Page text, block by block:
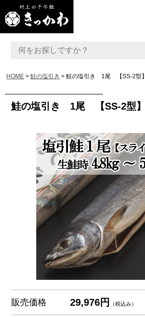
HOME 鮭の塩引き 鮭の塩引き 1尾 【SS-2型】
鮭の塩引き 1尾 【SS-2型】
販売価格 29,976円 （税込み）